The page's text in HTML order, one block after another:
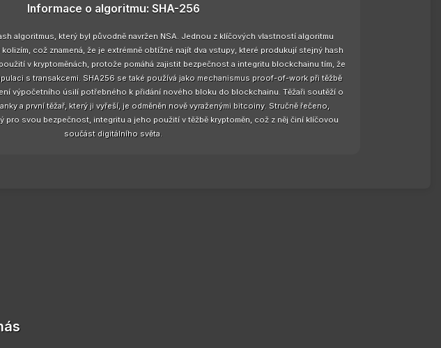
Informace o algoritmu: SHA-256
algoritmus, který byl původně navržen NSA. Jednou z klíčových vlastností algoritmu
což znamená, že je extrémně obtížné najít dva vstupy, které produkují stejný hash
v kryptoměnách, protože pomáhá zajistit bezpečnost a integritu blockchainu tím, že
s transakcemi. SHA256 se také používá jako mechanismus proof-of-work při těžbě
výpočetního úsilí potřebného k přidání nového bloku do blockchainu. Těžaři soutěží o
a první těžař, který ji vyřeší, je odměněn nově vyraženými bitcoiny. Stručně řečeno,
pro svou bezpečnost, integritu a jeho použití v těžbě kryptoměn, což z něj činí klíčovou
součást digitálního světa.